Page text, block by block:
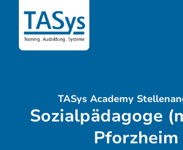
TASys Academy
Sozialpädagoge
Pforzheim